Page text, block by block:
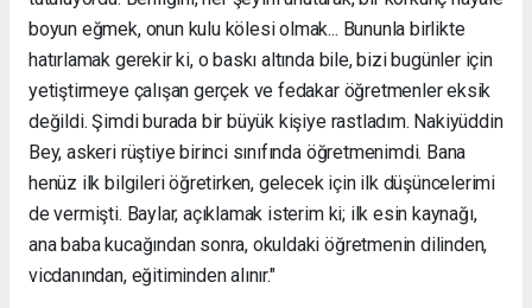
boyun eğmek, onun kulu kölesi olmak... Bununla birlikte
hatırlamak gerekir ki, o baskı altında bile, bizi bugünler için
yetiştirmeye çalışan gerçek ve fedakar öğretmenler eksik
değildi. Şimdi burada bir büyük kişiye rastladım. Nakiyüddin
Bey, askeri rüştiye birinci sınıfında öğretmenimdi. Bana
henüz ilk bilgileri öğretirken, gelecek için ilk düşüncelerimi
de vermişti. Baylar, açıklamak isterim ki; ilk esin kaynağı,
ana baba kucağından sonra, okuldaki öğretmenin dilinden,
vicdanından, eğitiminden alınır."